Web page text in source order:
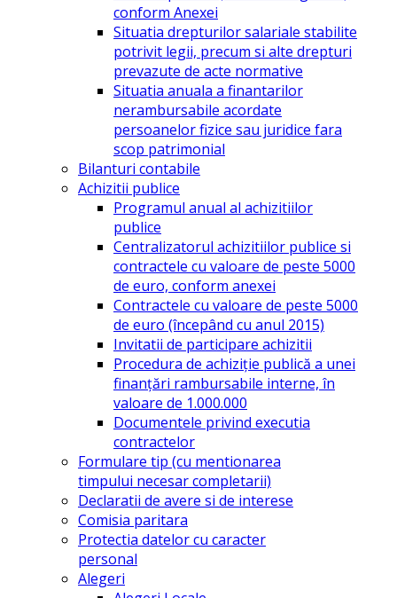
conform Anexei
Situatia drepturilor salariale stabilite
potrivit legii, precum si alte drepturi
prevazute de acte normative
Situatia anuala a finantarilor
nerambursabile acordate
persoanelor fizice sau juridice fara
scop patrimonial
Bilanturi contabile
Achizitii publice
Programul anual al achizitiilor
publice
Centralizatorul achizitiilor publice si
contractele cu valoare de peste 5000
de euro, conform anexei
Contractele cu valoare de peste 5000
de euro (începând cu anul 2015)
Invitatii de participare achizitii
Procedura de achiziție publică a unei
finanțări rambursabile interne, în
valoare de 1.000.000
Documentele privind executia
contractelor
Formulare tip (cu mentionarea
timpului necesar completarii)
Declaratii de avere si de interese
Comisia paritara
Protectia datelor cu caracter
personal
Alegeri